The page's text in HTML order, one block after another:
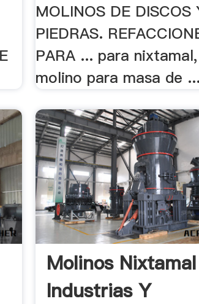
MOLINOS DE DISCOS
PIEDRAS.
PARA ... para nixtamal,
molino para masa de ...
Molinos
Industrias Y